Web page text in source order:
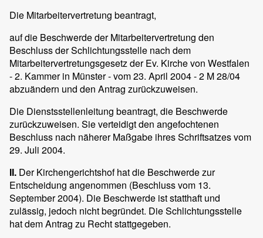
Die Mitarbeitervertretung beantragt,
auf die Beschwerde der Mitarbeitervertretung den
Beschluss der Schlichtungsstelle nach dem
Mitarbeitervertretungsgesetz der Ev. Kirche von Westfalen
- 2. Kammer in Münster - vom 23. April 2004 - 2 M 28/04
abzuändern und den Antrag zurückzuweisen.
Die Dienstsstellenleitung beantragt, die Beschwerde
zurückzuweisen. Sie verteidigt den angefochtenen
Beschluss nach näherer Maßgabe ihres Schriftsatzes vom
29. Juli 2004.
II. Der Kirchengerichtshof hat die Beschwerde zur
Entscheidung angenommen (Beschluss vom 13.
September 2004). Die Beschwerde ist statthaft und
zulässig, jedoch nicht begründet. Die Schlichtungsstelle
hat dem Antrag zu Recht stattgegeben.